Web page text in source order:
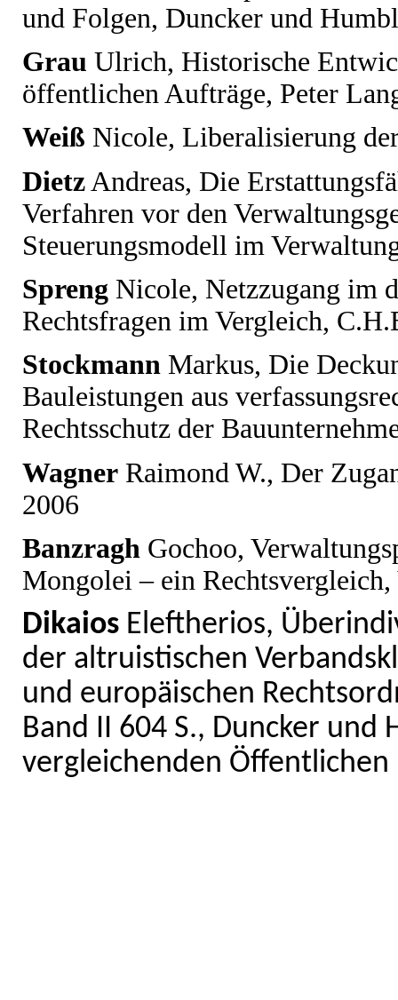
und Folgen, Duncker und
Grau Ulrich, Historische
öffentlichen Aufträge, Peter
Weiß Nicole, Liberalisierung
Dietz Andreas, Die
Verfahren vor den
Steuerungsmodell im
Spreng Nicole, Netzzugang im
Rechtsfragen im Vergleich,
Stockmann Markus, Die
Bauleistungen aus
Rechtsschutz der
Wagner Raimond W., Der
2006
Banzragh Gochoo,
Mongolei – ein Rechtsvergleich,
Dikaios Eleftherios,
der altruistischen
und europäischen
Band II 604 S., Duncker
vergleichenden Öffentlichen